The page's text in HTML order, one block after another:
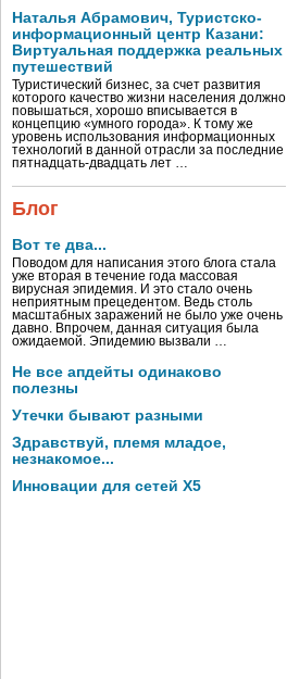
Наталья Абрамович, Туристско-
информационный центр Казани:
Виртуальная поддержка реальных
путешествий
Туристический бизнес, за счет развития
которого качество жизни населения должно
повышаться, хорошо вписывается в
концепцию «умного города». К тому же
уровень использования информационных
технологий в данной отрасли за последние
пятнадцать-двадцать лет …
Блог
Вот те два...
Поводом для написания этого блога стала
уже вторая в течение года массовая
вирусная эпидемия. И это стало очень
неприятным прецедентом. Ведь столь
масштабных заражений не было уже очень
давно. Впрочем, данная ситуация была
ожидаемой. Эпидемию вызвали …
Не все апдейты одинаково
полезны
Утечки бывают разными
Здравствуй, племя младое,
незнакомое...
Инновации для сетей X5